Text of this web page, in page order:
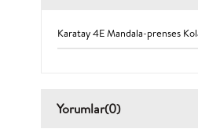
Karatay 4E Mandala-prenses
Yorumlar(0)